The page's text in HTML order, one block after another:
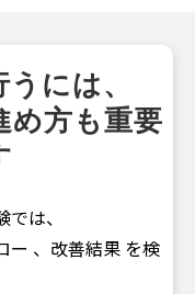
には、
め方も重要
は、
ー 、改善結果 を検